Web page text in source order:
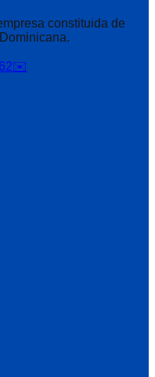
constituida de
✉️